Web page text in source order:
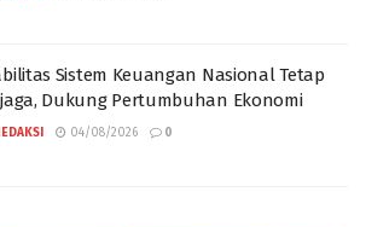
Sistem Keuangan Nasional Tetap
Dukung Pertumbuhan Ekonomi
04/08/2026 0